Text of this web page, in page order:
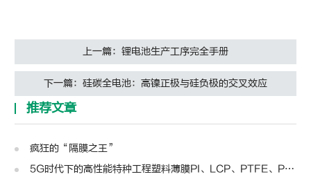
上一篇：锂电池生产工序完全手册
下一篇：硅碳全电池：高镍正极与硅负极的交叉效应
推荐文章
疯狂的“隔膜之王”
5G时代下的高性能特种工程塑料薄膜PI、LCP、PTFE、PPS、PEEK、PEN